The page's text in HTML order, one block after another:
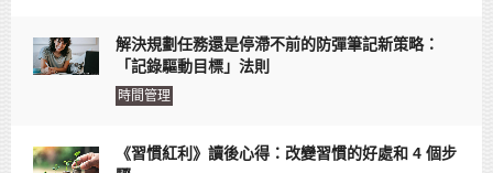
解決規劃任務還是停滯不前的防彈筆記新策略：
「記錄驅動目標」法則
時間管理
《習慣紅利》讀後心得：改變習慣的好處和 4 個步